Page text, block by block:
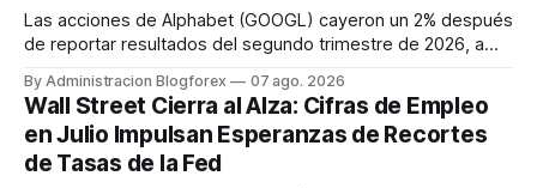
Las acciones de Alphabet (GOOGL) cayeron un 2% después
de reportar resultados del segundo trimestre de 2026, a
usuarios de Gemini, en un mercado que evalúa el impacto
de las inversiones en IA.
By Administracion Blogforex 07 ago. 2026
Wall Street Cierra al Alza: Cifras de Empleo
en Julio Impulsan Esperanzas de Recortes
de Tasas de la Fed